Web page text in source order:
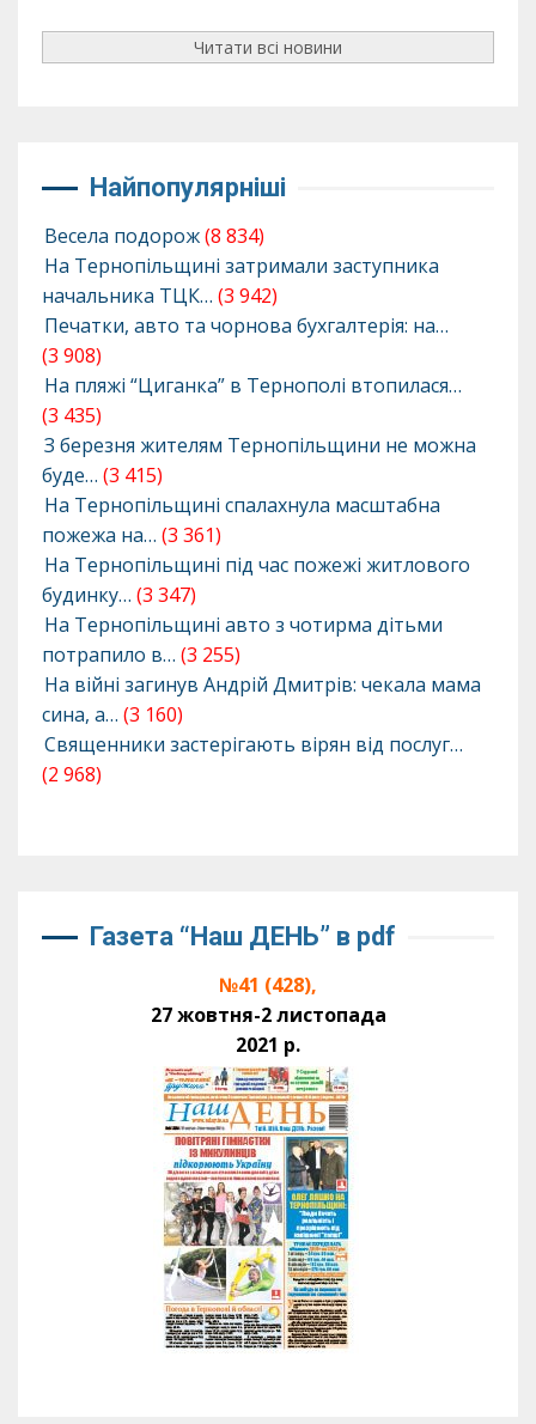
Читати всі новини
Найпопулярніші
Весела подорож(8 834)
На Тернопільщині затримали заступника
начальника ТЦК… (3 942)
Печатки, авто та чорнова бухгалтерія: на…
(3 908)
На пляжі “Циганка” в Тернополі втопилася…
(3 435)
З березня жителям Тернопільщини не можна
буде… (3 415)
На Тернопільщині спалахнула масштабна
пожежа на… (3 361)
На Тернопільщині під час пожежі житлового
будинку… (3 347)
На Тернопільщині авто з чотирма дітьми
потрапило в… (3 255)
На війні загинув Андрій Дмитрів: чекала мама
сина, а… (3 160)
Священники застерігають вірян від послуг…
(2 968)
Газета “Наш ДЕНЬ” в pdf
№41 (428),
27 жовтня-2 листопада
2021 р.